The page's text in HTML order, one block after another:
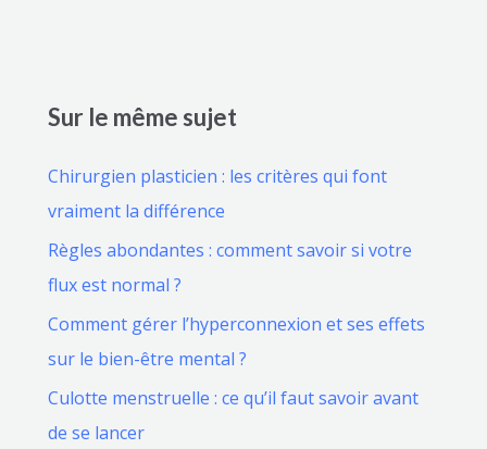
Sur le même sujet
Chirurgien plasticien : les critères qui font
vraiment la différence
Règles abondantes : comment savoir si votre
flux est normal ?
Comment gérer l’hyperconnexion et ses effets
sur le bien-être mental ?
Culotte menstruelle : ce qu’il faut savoir avant
de se lancer